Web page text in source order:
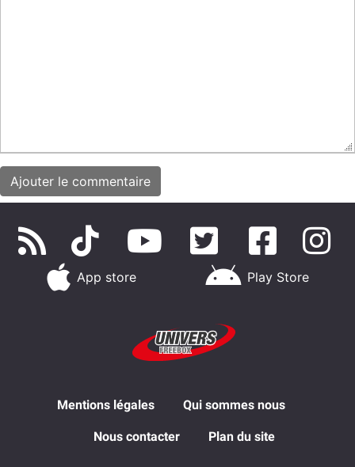
App store Play Store
Mentions légales Qui sommes nous
Nous contacter Plan du site